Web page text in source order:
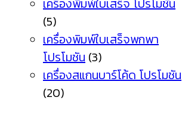
เครื่องพิมพ์ใบเสร็จ โปรโมชัน
(5)
เครื่องพิมพ์ใบเสร็จพกพา
โปรโมชัน (3)
เครื่องสแกนบาร์โค้ด โปรโมชัน
(20)